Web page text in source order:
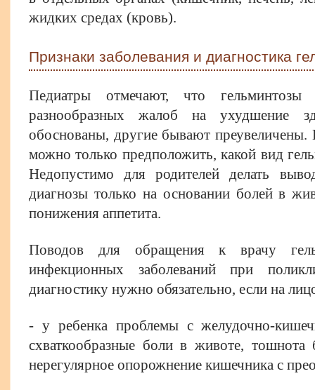
жидких средах (кровь).
Признаки заболевания и диагностика
Педиатры отмечают, что гельминтозы
разнообразных жалоб на ухудшение
обоснованы, другие бывают
можно только предположить, какой вид
Недопустимо для родителей делать
диагнозы только на основании болей в
понижения аппетита.
Поводов для обращения к врачу
инфекционных заболеваний при
диагностику нужно обязательно, если на
- у ребенка проблемы с желудочно-
схваткообразные боли в животе,
нерегулярное опорожнение кишечника с